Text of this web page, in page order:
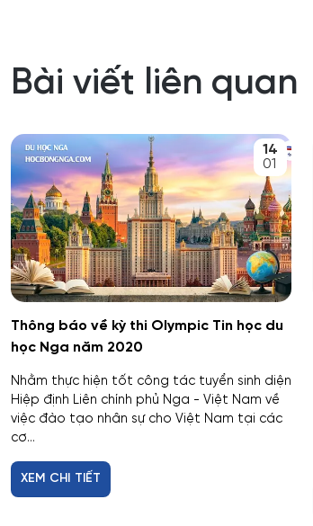
Bài viết liên quan
14
01
Thông báo về kỳ thi Olympic Tin học du
học Nga năm 2020
Nhằm thực hiện tốt công tác tuyển sinh diện
Hiệp định Liên chính phủ Nga - Việt Nam về
việc đào tạo nhân sự cho Việt Nam tại các
cơ...
XEM CHI TIẾT